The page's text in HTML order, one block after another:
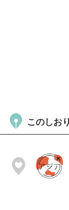
このしお